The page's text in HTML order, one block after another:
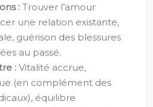
: Trouver l’amour
une relation existante,
guérison des blessures
au passé.
: Vitalité accrue,
(en complément des
équilibre